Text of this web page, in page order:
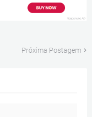
Próxima Postagem